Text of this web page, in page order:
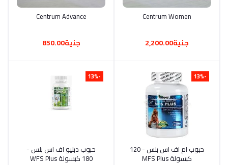
أضف إلى السلة
Centrum Women
جنية2,200.00
أضف إلى السلة
Centrum Advance
جنية850.00
-13%
أضف إلى السلة حبوب ام اف اس بلس - 120
كبسولة MFS Plus
-13%
أضف إلى السلة
حبوب دبليو اف اس بلس -
180 كبسولة WFS Plus